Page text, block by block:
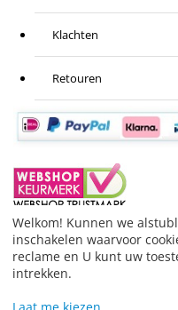
Klachten
Retouren
BESTELLING HERROEPEN
© 1999-2026
toepasbaarheid van het
Welkom! Kunnen we
inschakelen waarvoor
reclame en U kunt uw
intrekken.